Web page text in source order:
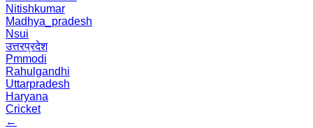
Nitishkumar
Madhya_pradesh
Nsui
उत्तरप्रदेश
Pmmodi
Rahulgandhi
Uttarpradesh
Haryana
Cricket
←